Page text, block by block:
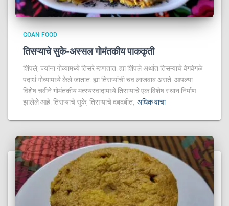
GOAN FOOD
तिसऱ्याचे सुके-अस्सल गोमंतकीय पाककृती
शिंपले, ज्यांना गोव्यामध्ये तिसरे म्हणतात. ह्या शिंपले अर्थात तिसऱ्याचे वेगवेगळे
पदार्थ गोव्यामध्ये केले जातात. ह्या तिसऱ्यांची चव लाजवाब असते. आपल्या
विशेष चवीने गोमंतकीय मत्स्यस्वादामध्ये तिसऱ्याचे एक विशेष स्थान निर्माण
झालेले आहे. तिसऱ्याचे सुके, तिसऱ्याचे दबदबीत, अधिक वाचा